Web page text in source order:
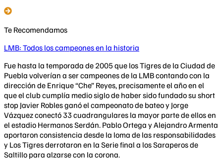
Te Recomendamos
LMB: Todos los campeones en la historia
Fue hasta la temporada de 2005 que los Tigres de la Ciudad de
Puebla volverían a ser campeones de la LMB contando con la
dirección de Enrique “Che” Reyes, precisamente el año en el
que el club cumplía medio siglo de haber sido fundado su short
stop Javier Robles ganó el campeonato de bateo y Jorge
Vázquez conectó 33 cuadrangulares la mayor parte de ellos en
el estadio Hermanos Serdán. Pablo Ortega y Alejandro Armenta
aportaron consistencia desde la loma de las responsabilidades
y Los Tigres derrotaron en la Serie final a los Saraperos de
Saltillo para alzarse con la corona.